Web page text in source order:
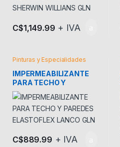
C$1,149.99 + IVA
Pinturas y Especialidades
IMPERMEABILIZANTE
PARA TECHO Y
PAREDES ELASTOFLEX
LANCO GLN
C$889.99 + IVA